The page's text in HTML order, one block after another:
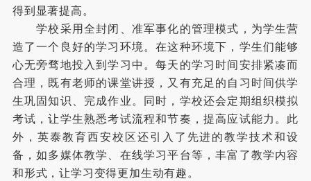
得到显著提高。
学校采用全封闭、准军事化的管理模式，为学生营
造了一个良好的学习环境。在这种环境下，学生们能够
心无旁骛地投入到学习中。每天的学习时间安排紧凑而
合理，既有老师的课堂讲授，又有充足的自习时间供学
生巩固知识、完成作业。同时，学校还会定期组织模拟
考试，让学生熟悉考试流程和节奏，提高应试能力。此
外，英泰教育西安校区还引入了先进的教学技术和设
备，如多媒体教学、在线学习平台等，丰富了教学内容
和形式，让学习变得更加生动有趣。